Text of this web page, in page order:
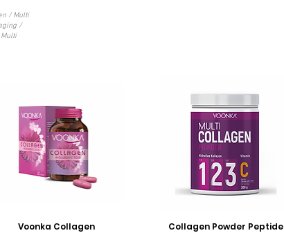
/ Multi
/
Voonka Collagen Collagen Powder Peptide